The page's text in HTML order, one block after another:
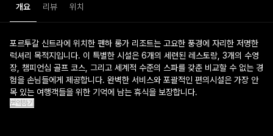
개요 리뷰 위치
포르투갈 신트라에 위치한 펜하 롱가 리조트는 고요한 풍경에 자리한 저명한
럭셔리 목적지입니다. 이 특별한 시설은 6개의 세련된 레스토랑, 3개의 수영
장, 챔피언십 골프 코스, 그리고 세계적 수준의 스파를 갖춘 비교할 수 없는 경
험을 손님들에게 제공합니다. 완벽한 서비스와 포괄적인 편의시설은 가장 안
목 있는 여행객들을 위한 기억에 남는 휴식을 보장합니다.
번역하기